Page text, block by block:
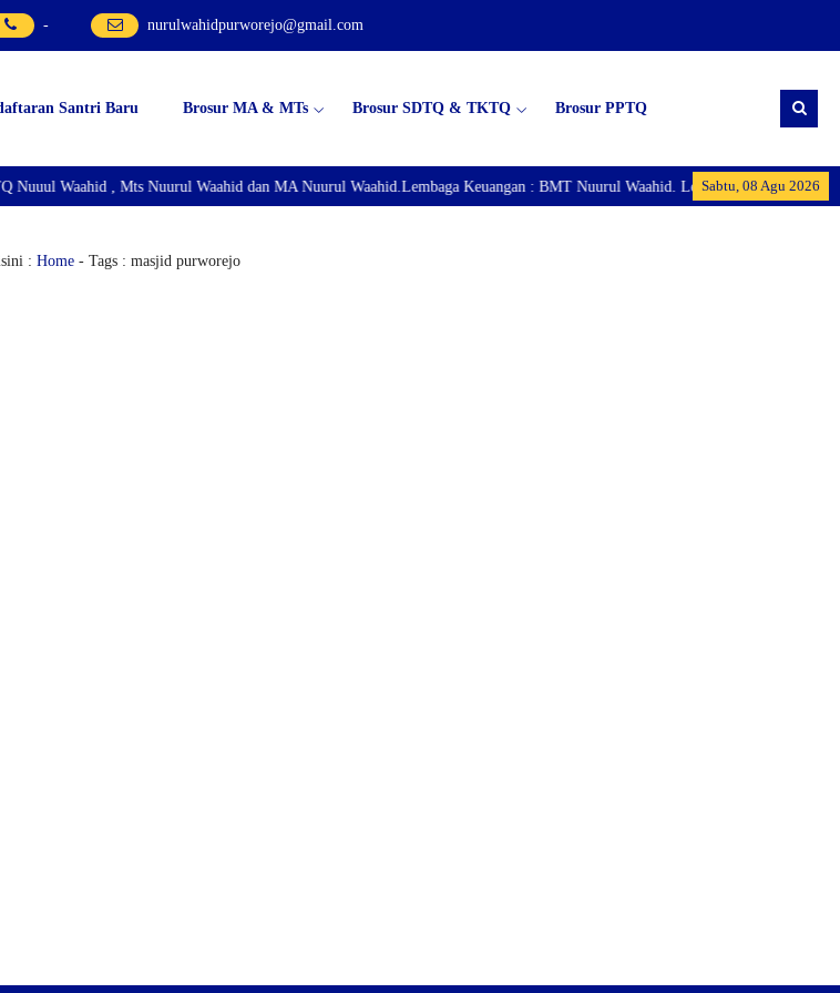
- nurulwahidpurworejo@gmail.com
Santri Baru Brosur MA & MTs Brosur SDTQ & TKTQ Brosur PPTQ
Sabtu, 08 Agu 2026
Waahid , Mts Nuurul Waahid dan MA Nuurul Waahid.Lembaga Keuangan : BMT Nuurul Waahid. Lembaga Ekonomi :
: Home- Tags : masjid purworejo